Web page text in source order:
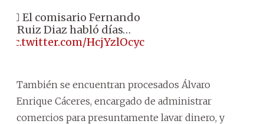
👉🏼 El comisario Fernando
Ruiz Diaz habló días…
pic.twitter.com/HcjYzlOcyc
También se encuentran procesados Álvaro
Enrique Cáceres, encargado de administrar
comercios para presuntamente lavar dinero, y